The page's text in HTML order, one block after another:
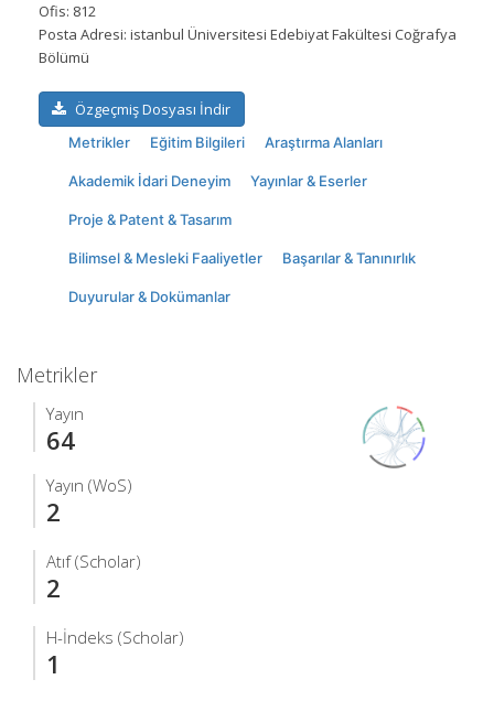
Ofis: 812
Posta Adresi: istanbul Üniversitesi Edebiyat Fakültesi Coğrafya
Bölümü
Özgeçmiş Dosyası İndir
Metrikler Eğitim Bilgileri Araştırma Alanları
Akademik İdari Deneyim Yayınlar & Eserler
Proje & Patent & Tasarım
Bilimsel & Mesleki Faaliyetler Başarılar & Tanınırlık
Duyurular & Dokümanlar
Metrikler
Yayın
64
Yayın (WoS)
2
Atıf (Scholar)
2
H-İndeks (Scholar)
1